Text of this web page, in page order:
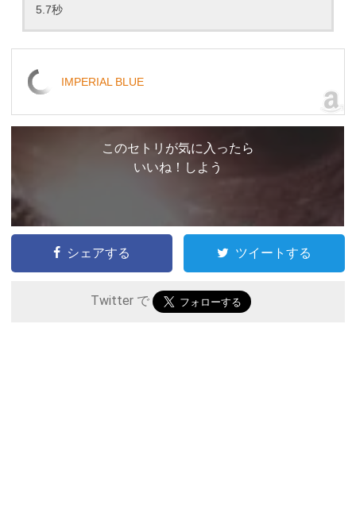
5.7秒
IMPERIAL BLUE
このセトリが気に入ったら
いいね！しよう
シェアする ツイートする
Twitter で